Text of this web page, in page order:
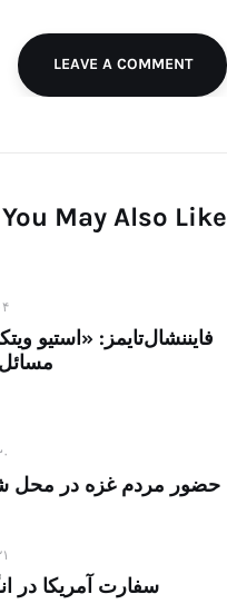
LEAVE A COMMENT
You May Also Like
فایننشال‌تایمز: «استیو
حضور مردم غزه در محل
سفارت آمریکا در